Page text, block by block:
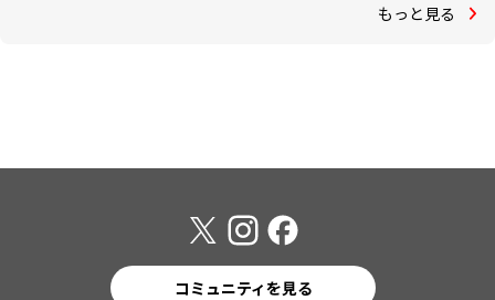
もっと見る
コミュニティを見る